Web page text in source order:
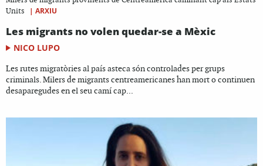
Units
| ARXIU
Les migrants no volen quedar-se a Mèxic
NICO LUPO
Les rutes migratòries al país asteca són controlades per grups
criminals. Milers de migrants centreamericanes han mort o continuen
desaparegudes en el seu camí cap...